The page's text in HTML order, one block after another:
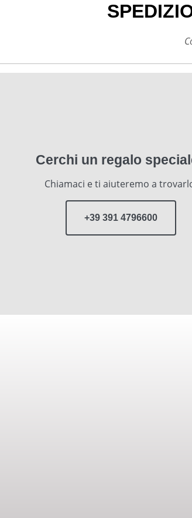
Cerchi un regalo
Chiamaci e ti aiuteremo a
+39 391 4796600